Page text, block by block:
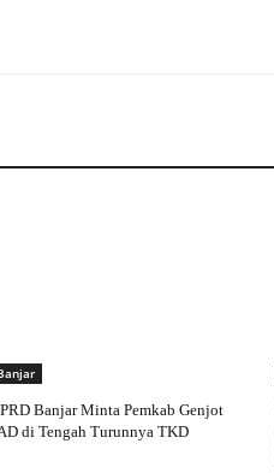
Banjar Minta Pemkab Genjot
di Tengah Turunnya TKD